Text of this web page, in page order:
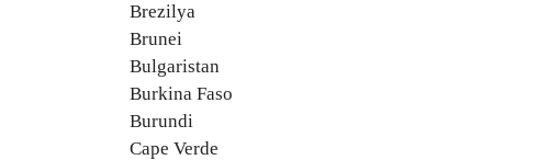
Brezilya
Brunei
Bulgaristan
Burkina Faso
Burundi
Cape Verde